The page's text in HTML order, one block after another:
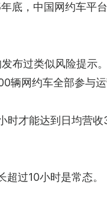
底，中国网约车
布过类似风险提示
网约车全部参与运
时才能达到日均营
过10小时是常态。